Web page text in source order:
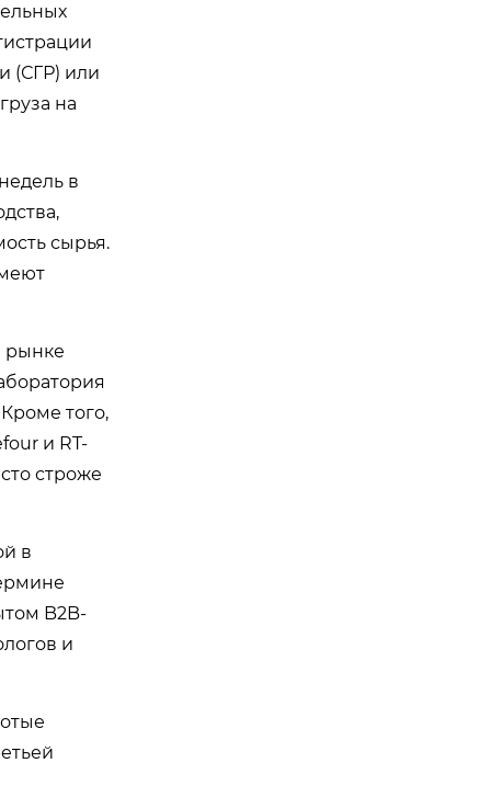
(СГР) или
на
в
сырья.
рынке
того,
и RT-
строже
в
B2B-
и